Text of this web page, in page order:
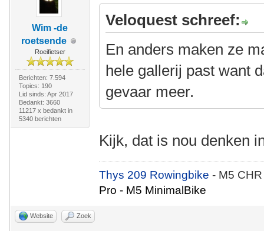
Wim -de
roetsende
Roeifietser
Berichten: 7.594
Topics: 190
Lid sinds: Apr 2017
Bedankt: 3660
11217 x bedankt in
5340 berichten
Veloquest schreef:
En anders maken ze
hele gallerij past want
gevaar meer.
Kijk, dat is nou denken
Thys 209 Rowingbike- M5
Pro - M5 MinimalBike
Website Zoek